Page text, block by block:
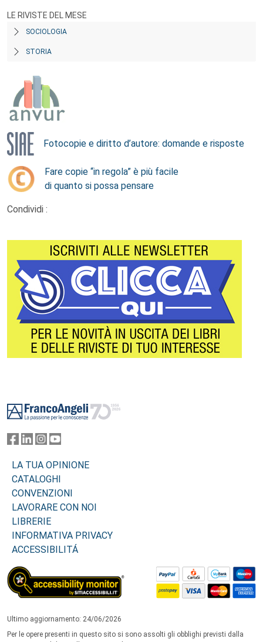
LE RIVISTE DEL MESE
SOCIOLOGIA
STORIA
Fotocopie e diritto d’autore: domande e risposte
Fare copie “in regola” è più facile
di quanto si possa pensare
Condividi :
LA TUA OPINIONE
CATALOGHI
CONVENZIONI
LAVORARE CON NOI
LIBRERIE
INFORMATIVA PRIVACY
ACCESSIBILITÁ
Ultimo aggiornamento: 24/06/2026
Per le opere presenti in questo sito si sono assolti gli obblighi previsti dalla